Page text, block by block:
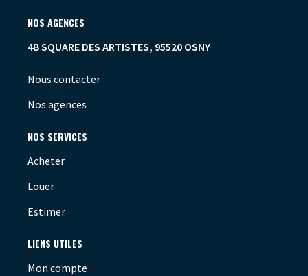
NOS AGENCES
4B SQUARE DES ARTISTES, 95520 OSNY
Nous contacter
Nos agences
NOS SERVICES
Acheter
Louer
Estimer
LIENS UTILES
Mon compte